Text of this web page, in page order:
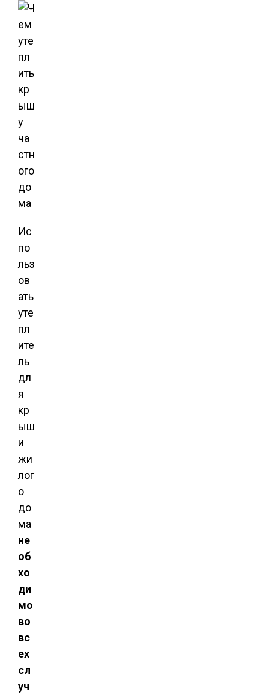
Ис
по
льз
ов
ать
уте
пл
ите
ль
дл
я
кр
ыш
и
жи
лог
о
до
ма
не
об
хо
ди
мо
во
вс
ех
сл
уч